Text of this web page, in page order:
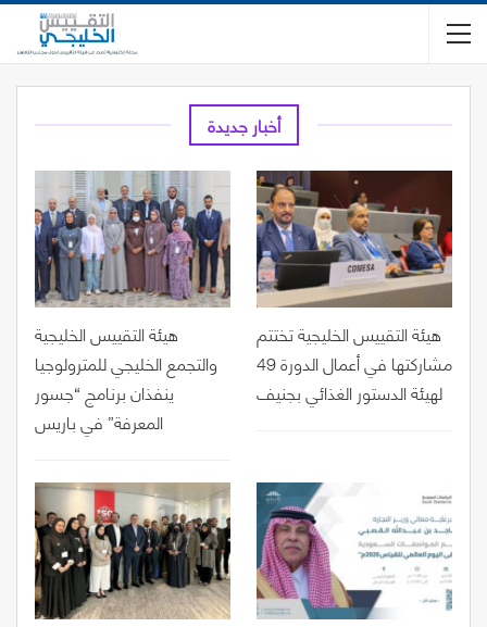
أخبار جديدة
هيئة التقييس الخليجية
والتجمع الخليجي للمترولوجيا
ينفذان برنامج “جسور
المعرفة” في باريس
هيئة التقييس الخليجية تختتم
مشاركتها في أعمال الدورة 49
لهيئة الدستور الغذائي بجنيف